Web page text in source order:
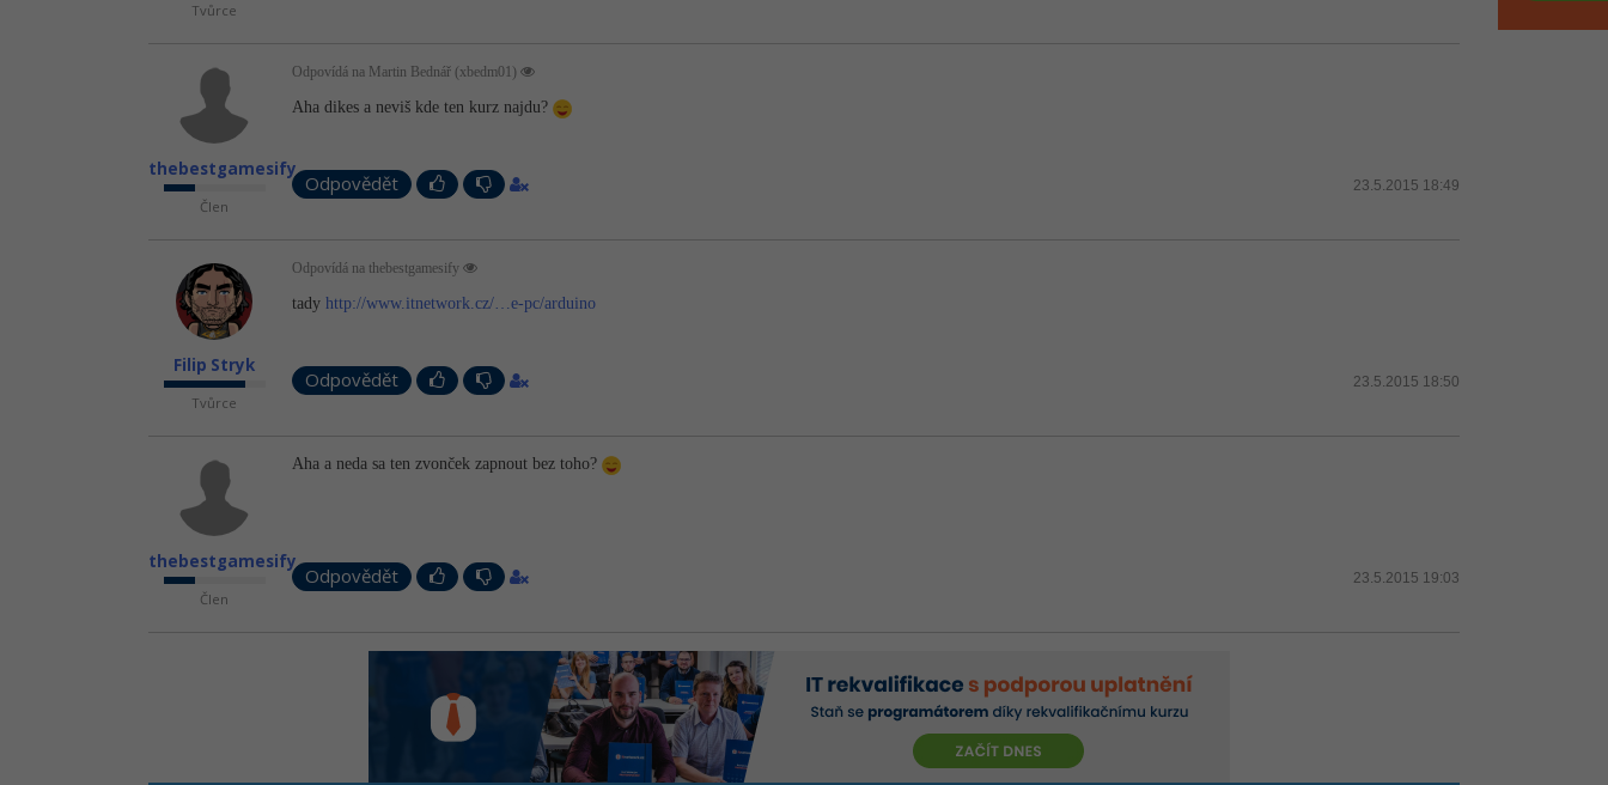
Tvůrce
thebestgamesify
Člen
Odpovídá na Martin Bednář (xbedm01)
Aha dikes a neviš kde ten kurz najdu?
Odpovědět 23.5.2015 18:49
Filip Stryk
Tvůrce
Odpovídá na thebestgamesify
tady http://www.itnetwork.cz/…e-pc/arduino
Odpovědět 23.5.2015 18:50
thebestgamesify
Člen
Aha a neda sa ten zvonček zapnout bez toho?
Odpovědět 23.5.2015 19:03